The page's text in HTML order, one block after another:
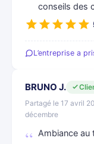
conseils des
L’entreprise a
BRUNO J.
Partagé le 17 avril
décembre
Ambiance au